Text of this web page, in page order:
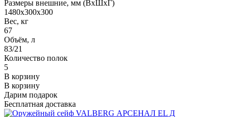
Размеры внешние, мм (ВхШхГ)
1480x300x300
Вес, кг
67
Объём, л
83/21
Количество полок
5
В корзину
В корзину
Дарим подарок
Бесплатная доставка